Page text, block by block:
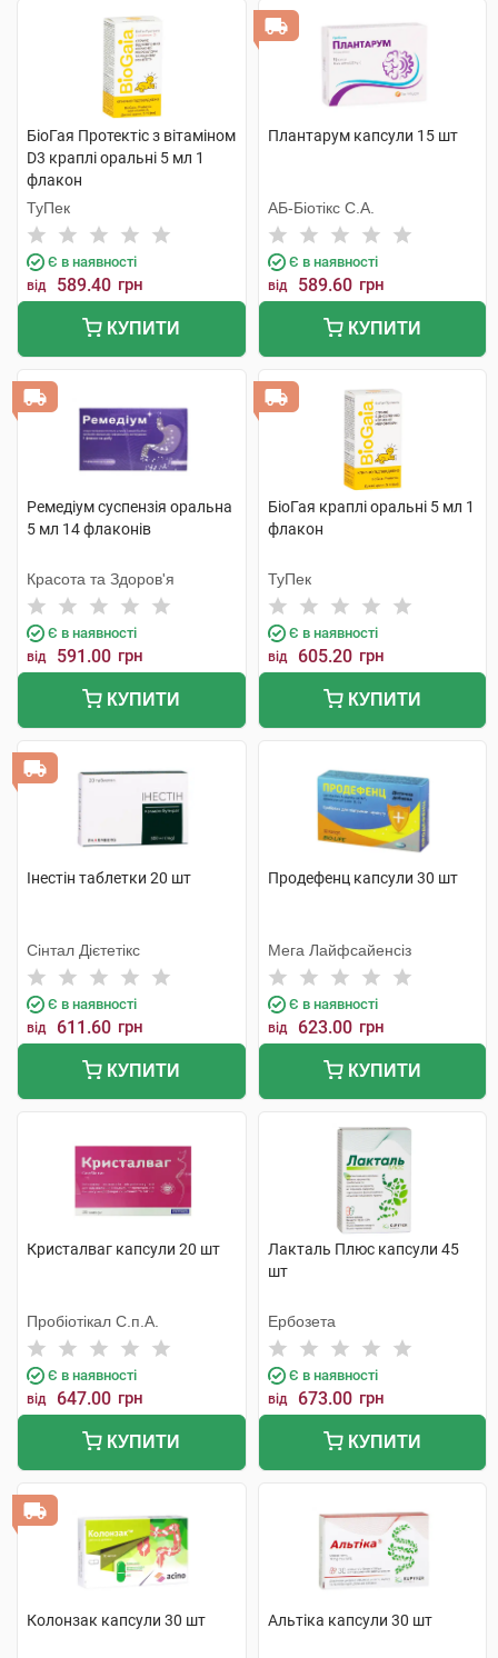
БіоГая Протектіс з вітаміном
D3 краплі оральні 5 мл 1
флакон
ТуПек
Є в наявності
від 589.40 грн
КУПИТИ
Плантарум капсули 15 шт
АБ-Біотікс С.А.
Є в наявності
від 589.60 грн
КУПИТИ
Ремедіум суспензія оральна
5 мл 14 флаконів
Красота та Здоров'я
Є в наявності
від 591.00 грн
КУПИТИ
БіоГая краплі оральні 5 мл 1
флакон
ТуПек
Є в наявності
від 605.20 грн
КУПИТИ
Інестін таблетки 20 шт
Сінтал Дієтетікс
Є в наявності
від 611.60 грн
КУПИТИ
Продефенц капсули 30 шт
Мега Лайфсайенсіз
Є в наявності
від 623.00 грн
КУПИТИ
Кристалваг капсули 20 шт
Пробіотікал С.п.А.
Є в наявності
від 647.00 грн
КУПИТИ
Лакталь Плюс капсули 45
шт
Ербозета
Є в наявності
від 673.00 грн
КУПИТИ
Колонзак капсули 30 шт Альтіка капсули 30 шт